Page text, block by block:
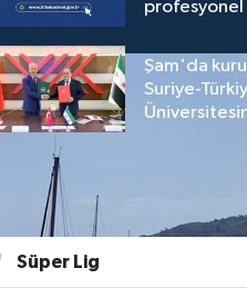
profesyonel
Şam'da
Suriye-
Süper Lig Puan
Süper Lig